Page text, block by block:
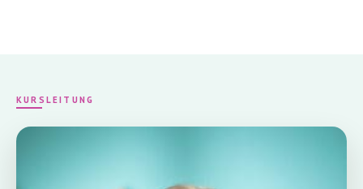
KURSLEITUNG